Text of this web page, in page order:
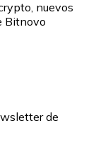
nuevos
Bitnovo
de